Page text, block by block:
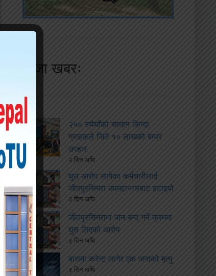
ताजा खबरः
२५० रुपैयाँको सामान किन्दा
ग्राहकले जिते १० लाखको बम्पर
उपहार
२ दिन अघि
घुस आरोप लागेका कर्मचारीलाई
जीतपुरसिमरा उपमहानगरबाट हटाइयो
२ दिन अघि
जीतपुरसिमरामा पान बन्द गर्ने क्रममा
घुस लिएको आरोप
३ दिन अघि
बारामा करेन्ट लागेर एक जनाको मृत्यु
३ दिन अघि